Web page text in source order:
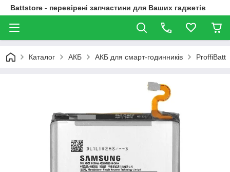
Battstore - перевірені запчастини для Ваших гаджетів
Каталог АКБ АКБ для смарт-годинників ProffiBatt